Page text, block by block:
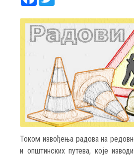
Током извођења радова на
и општинских путева, које